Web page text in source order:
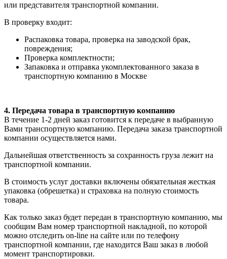
или представителя транспортной компании.
В проверку входит:
Распаковка товара, проверка на заводской брак,
повреждения;
Проверка комплектности;
Запаковка и отправка укомплектованного заказа в
транспортную компанию в Москве
4. Передача товара в транспортную компанию
В течение 1-2 дней заказ готовится к передаче в выбранную
Вами транспортную компанию. Передача заказа транспортной
компании осуществляется нами.
Дальнейшая ответственность за сохранность груза лежит на
транспортной компании.
В стоимость услуг доставки включены обязательная жесткая
упаковка (обрешетка) и страховка на полную стоимость
товара.
Как только заказ будет передан в транспортную компанию, мы
сообщим Вам номер транспортной накладной, по которой
можно отследить on-line на сайте или по телефону
транспортной компании, где находится Ваш заказ в любой
момент транспортировки.